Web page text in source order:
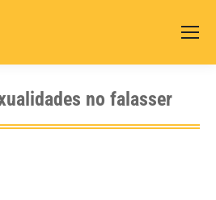
no falasser